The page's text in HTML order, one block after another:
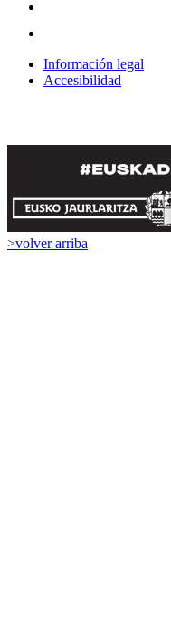
Información legal
Accesibilidad
>volver arriba